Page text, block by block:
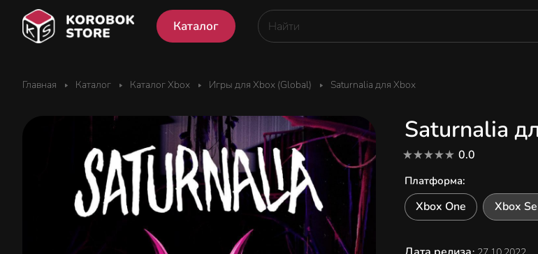
Каталог
Главная Каталог Каталог Xbox Игры для Xbox (Global) Saturnalia для Xbox
Saturnalia
0.0
Платформа:
Xbox One Xbox